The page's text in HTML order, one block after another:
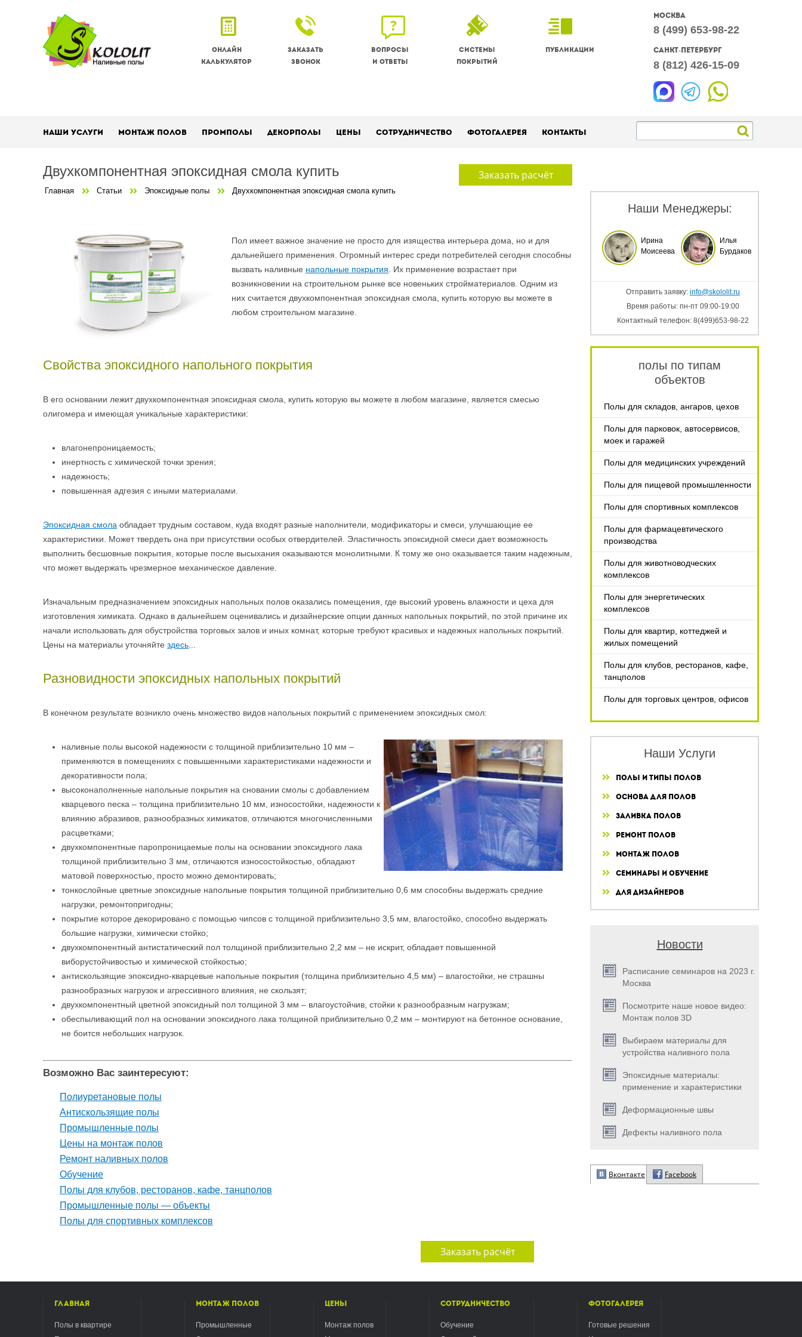
Москва
8 (499) 653-98-22
Санкт-Петербург
8 (812) 426-15-09
Онлайн
калькулятор
Заказать
звонок
Вопросы
и ответы
Системы
покрытий
Публикации
Наши услуги Монтаж полов Промполы Декорполы Цены Сотрудничество Фотогалерея Контакты
Наши Менеджеры:
Ирина
Моисеева
Илья
Бурдаков
Отправить заявку: info@skololit.ru
Время работы: пн-пт 09:00-19:00
Контактный телефон: 8(499)653-98-22
полы по типам
объектов
Полы для складов, ангаров, цехов
Полы для парковок, автосервисов,
моек и гаражей
Полы для медицинских учреждений
Полы для пищевой промышленности
Полы для спортивных комплексов
Полы для фармацевтического
производства
Полы для животноводческих
комплексов
Полы для энергетических
комплексов
Полы для квартир, коттеджей и
жилых помещений
Полы для клубов, ресторанов, кафе,
танцполов
Полы для торговых центров, офисов
Наши Услуги
Полы и типы полов
Основа для полов
Заливка полов
Ремонт полов
Монтаж полов
Семинары и обучение
Для дизайнеров
Новости
Расписание семинаров на 2023 г.
Москва
Посмотрите наше новое видео:
Монтаж полов 3D
Выбираем материалы для
устройства наливного пола
Эпоксидные материалы:
применение и характеристики
Деформационные швы
Дефекты наливного пола
Вконтакте Facebook
Заказать расчёт
Двухкомпонентная эпоксидная смола купить
Главная Статьи Эпоксидные полы Двухкомпонентная эпоксидная смола купить
Пол имеет важное значение не просто для изящества интерьера дома, но и для
дальнейшего применения. Огромный интерес среди потребителей сегодня способны
вызвать наливные напольные покрытия. Их применение возрастает при
возникновении на строительном рынке все новеньких стройматериалов. Одним из
них считается двухкомпонентная эпоксидная смола, купить которую вы можете в
любом строительном магазине.
Свойства эпоксидного напольного покрытия
В его основании лежит двухкомпонентная эпоксидная смола, купить которую вы можете в любом магазине, является смесью
олигомера и имеющая уникальные характеристики:
влагонепроницаемость;
инертность с химической точки зрения;
надежность;
повышенная адгезия с иными материалами.
Эпоксидная смола обладает трудным составом, куда входят разные наполнители, модификаторы и смеси, улучшающие ее
характеристики. Может твердеть она при присутствии особых отвердителей. Эластичность эпоксидной смеси дает возможность
выполнить бесшовные покрытия, которые после высыхания оказываются монолитными. К тому же оно оказывается таким надежным,
что может выдержать чрезмерное механическое давление.
Изначальным предназначением эпоксидных напольных полов оказались помещения, где высокий уровень влажности и цеха для
изготовления химиката. Однако в дальнейшем оценивались и дизайнерские опции данных напольных покрытий, по этой причине их
начали использовать для обустройства торговых залов и иных комнат, которые требуют красивых и надежных напольных покрытий.
Цены на материалы уточняйте здесь...
Разновидности эпоксидных напольных покрытий
В конечном результате возникло очень множество видов напольных покрытий с применением эпоксидных смол:
наливные полы высокой надежности с толщиной приблизительно 10 мм –
применяются в помещениях с повышенными характеристиками надежности и
декоративности пола;
высоконаполненные напольные покрытия на сновании смолы с добавлением
кварцевого песка – толщина приблизительно 10 мм, износостойки, надежности к
влиянию абразивов, разнообразных химикатов, отличаются многочисленными
расцветками;
двухкомпонентные паропроницаемые полы на основании эпоксидного лака
толщиной приблизительно 3 мм, отличаются износостойкостью, обладают
матовой поверхностью, просто можно демонтировать;
тонкослойные цветные эпоксидные напольные покрытия толщиной приблизительно 0,6 мм способны выдержать средние
нагрузки, ремонтопригодны;
покрытие которое декорировано с помощью чипсов с толщиной приблизительно 3,5 мм, влагостойко, способно выдержать
большие нагрузки, химически стойко;
двухкомпонентный антистатический пол толщиной приблизительно 2,2 мм – не искрит, обладает повышенной
виборустойчивостью и химической стойкостью;
антискользящие эпоксидно-кварцевые напольные покрытия (толщина приблизительно 4,5 мм) – влагостойки, не страшны
разнообразных нагрузок и агрессивного влияния, не скользят;
двухкомпонентный цветной эпоксидный пол толщиной 3 мм – влагоустойчив, стойки к разнообразным нагрузкам;
обеспыливающий пол на основании эпоксидного лака толщиной приблизительно 0,2 мм – монтируют на бетонное основание,
не боится небольших нагрузок.
Возможно Вас заинтересуют:
Полиуретановые полы
Антискользящие полы
Промышленные полы
Цены на монтаж полов
Ремонт наливных полов
Обучение
Полы для клубов, ресторанов, кафе, танцполов
Промышленные полы — объекты
Полы для спортивных комплексов
Заказать расчёт
Главная
Полы в квартире
Монтаж полов
Промышленные
Цены
Монтаж полов
Сотрудничество
Обучение
Фотогалерея
Готовые решения